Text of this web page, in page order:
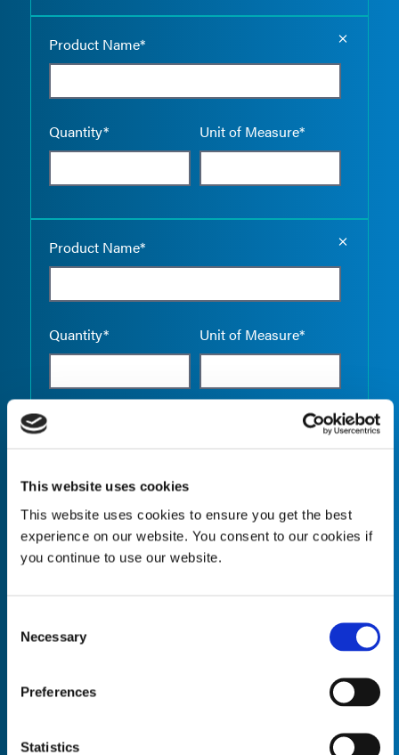
This website uses cookies
This website uses cookies to ensure you get the best
experience on our website. You consent to our cookies if
you continue to use our website.
Selection
Necessary
Preferences
Statistics
Product Name*
Quantity* Unit of Measure*
Product Name*
Quantity* Unit of Measure*
Quantity* Unit of Measure*
Quantity*
Empty